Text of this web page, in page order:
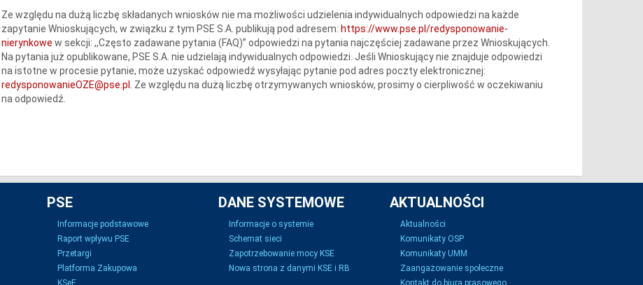
Ze względu na dużą liczbę składanych wniosków nie ma możliwości udzielenia indywidualnych odpowiedzi na każde
zapytanie Wnioskujących, w związku z tym PSE S.A. publikują pod adresem: https://www.pse.pl/redysponowanie-
nierynkowe w sekcji: ,,Często zadawane pytania (FAQ)” odpowiedzi na pytania najczęściej zadawane przez Wnioskujących.
Na pytania już opublikowane, PSE S.A. nie udzielają indywidualnych odpowiedzi. Jeśli Wnioskujący nie znajduje odpowiedzi
na istotne w procesie pytanie, może uzyskać odpowiedź wysyłając pytanie pod adres poczty elektronicznej:
redysponowanieOZE@pse.pl
. Ze względu na dużą liczbę otrzymywanych wniosków, prosimy o cierpliwość w oczekiwaniu
na odpowiedź.
PSE
Informacje podstawowe
Raport wpływu PSE
Przetargi
Platforma Zakupowa
KSeF
DANE SYSTEMOWE
Informacje o systemie
Schemat sieci
Zapotrzebowanie mocy KSE
Nowa strona z danymi KSE i RB
AKTUALNOŚCI
Aktualności
Komunikaty OSP
Komunikaty UMM
Zaangażowanie społeczne
Kontakt do biura prasowego